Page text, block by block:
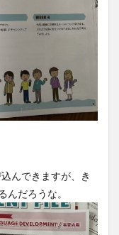
んできますが、き
んだろうな。